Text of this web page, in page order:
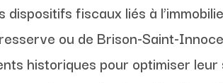
dispositifs fiscaux liés à
ou de Brison-Saint-
historiques pour optimiser